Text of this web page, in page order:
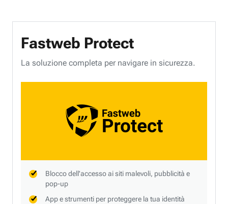
Fastweb Protect
La soluzione completa per navigare in sicurezza.
Blocco dell'accesso ai siti malevoli, pubblicità e
pop-up
App e strumenti per proteggere la tua identità